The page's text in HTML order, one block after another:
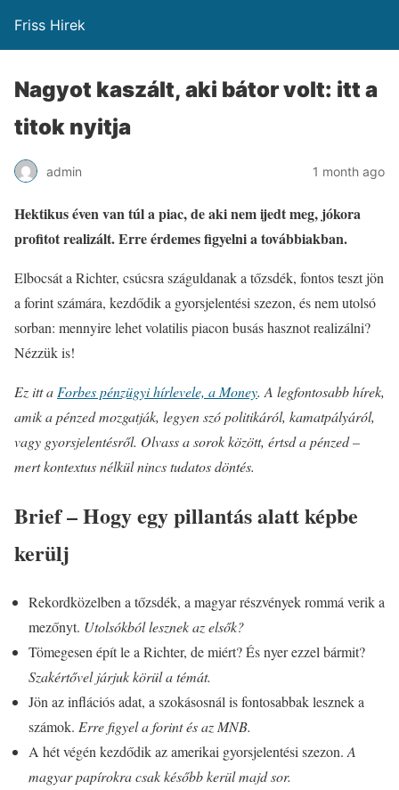
Friss Hirek
Nagyot kaszált, aki bátor volt: itt a
titok nyitja
admin 1 month ago
Hektikus éven van túl a piac, de aki nem ijedt meg, jókora
profitot realizált. Erre érdemes figyelni a továbbiakban.
Elbocsát a Richter, csúcsra száguldanak a tőzsdék, fontos teszt jön
a forint számára, kezdődik a gyorsjelentési szezon, és nem utolsó
sorban: mennyire lehet volatilis piacon busás hasznot realizálni?
Nézzük is!
Ez itt a Forbes pénzügyi hírlevele, a Money. A legfontosabb hírek,
amik a pénzed mozgatják, legyen szó politikáról, kamatpályáról,
vagy gyorsjelentésről. Olvass a sorok között, értsd a pénzed –
mert kontextus nélkül nincs tudatos döntés.
Brief – Hogy egy pillantás alatt képbe
kerülj
Rekordközelben a tőzsdék, a magyar részvények rommá verik a
mezőnyt. Utolsókból lesznek az elsők?
Tömegesen épít le a Richter, de miért? És nyer ezzel bármit?
Szakértővel járjuk körül a témát.
Jön az inflációs adat, a szokásosnál is fontosabbak lesznek a
számok. Erre figyel a forint és az MNB.
A hét végén kezdődik az amerikai gyorsjelentési szezon. A
magyar papírokra csak később kerül majd sor.